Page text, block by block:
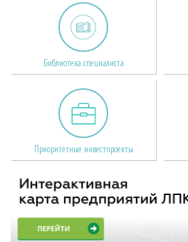
Библиотека специалиста
Приоритетные инвестпроекты